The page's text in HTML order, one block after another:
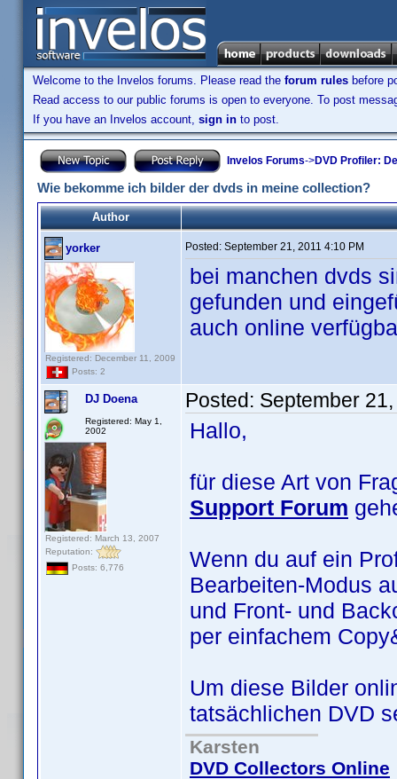
Welcome to the Invelos forums. Please read the forum rules before
Read access to our public forums is open to everyone. To post
If you have an Invelos account, sign in to post.
Invelos Forums->DVD Profiler:
Wie bekomme ich bilder der dvds in meine collection?
Author
yorker
Registered: December 11, 2009
Posts: 2
Posted: September 21, 2011 4:10 PM
bei manchen dvds
gefunden und
auch online
DJ Doena
Registered: May 1,
2002
Registered: March 13, 2007
Reputation:
Posts: 6,776
Posted: September
Hallo,
für diese Art von
Support Forum
Wenn du auf ein
Bearbeiten-Modus
und Front- und
per einfachem
Um diese Bilder
tatsächlichen DVD
Karsten
DVD Collectors Online